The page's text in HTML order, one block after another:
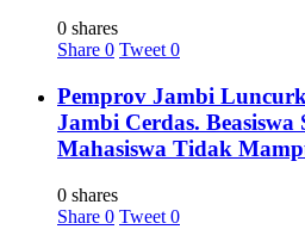
0 shares
Share 0 Tweet 0
Pemprov Jambi
Jambi Cerdas.
Mahasiswa Tidak
0 shares
Share 0 Tweet 0